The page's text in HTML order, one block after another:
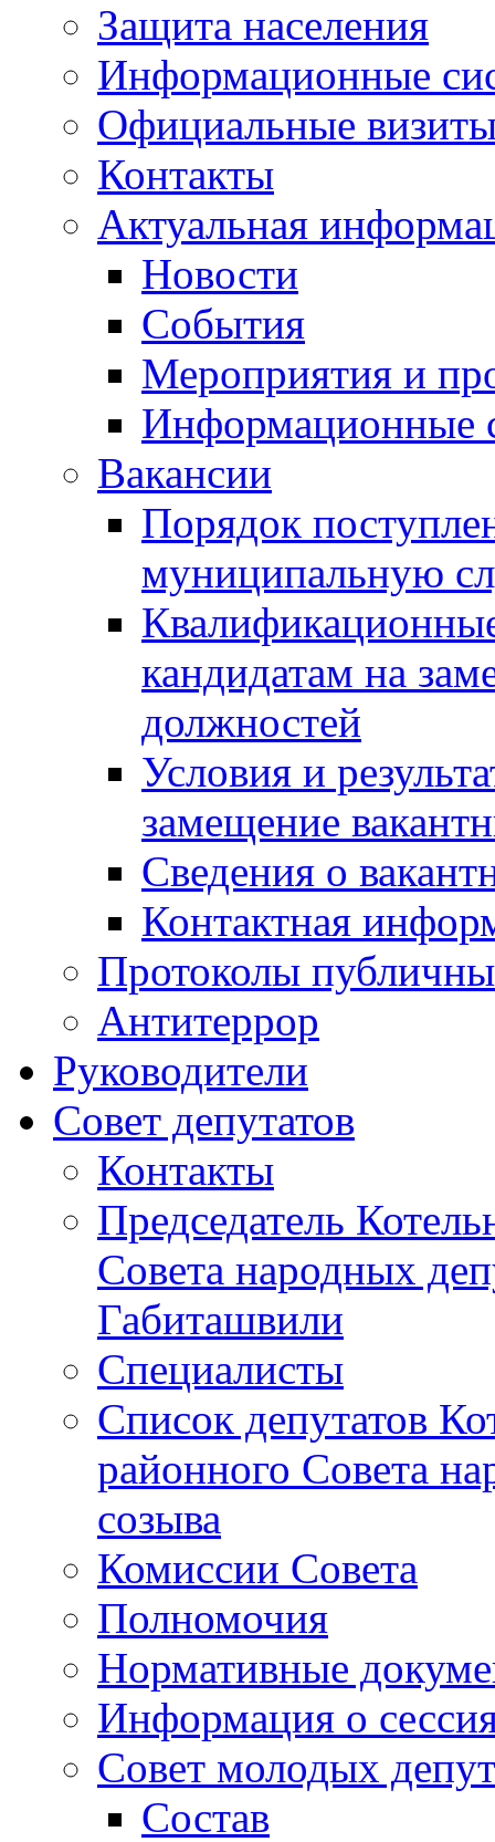
Защита населения
Информационные
Официальные
Контакты
Актуальная
Новости
События
Мероприятия и
Информационные
Вакансии
Порядок
муниципальную
кандидатам на
должностей
Условия и
замещение
Сведения о
Контактная
Протоколы
Антитеррор
Руководители
Совет депутатов
Контакты
Председатель
Совета народных
Габиташвили
Специалисты
Список депутатов
районного Совета
созыва
Комиссии Совета
Полномочия
Нормативные
Информация о
Совет молодых
Состав